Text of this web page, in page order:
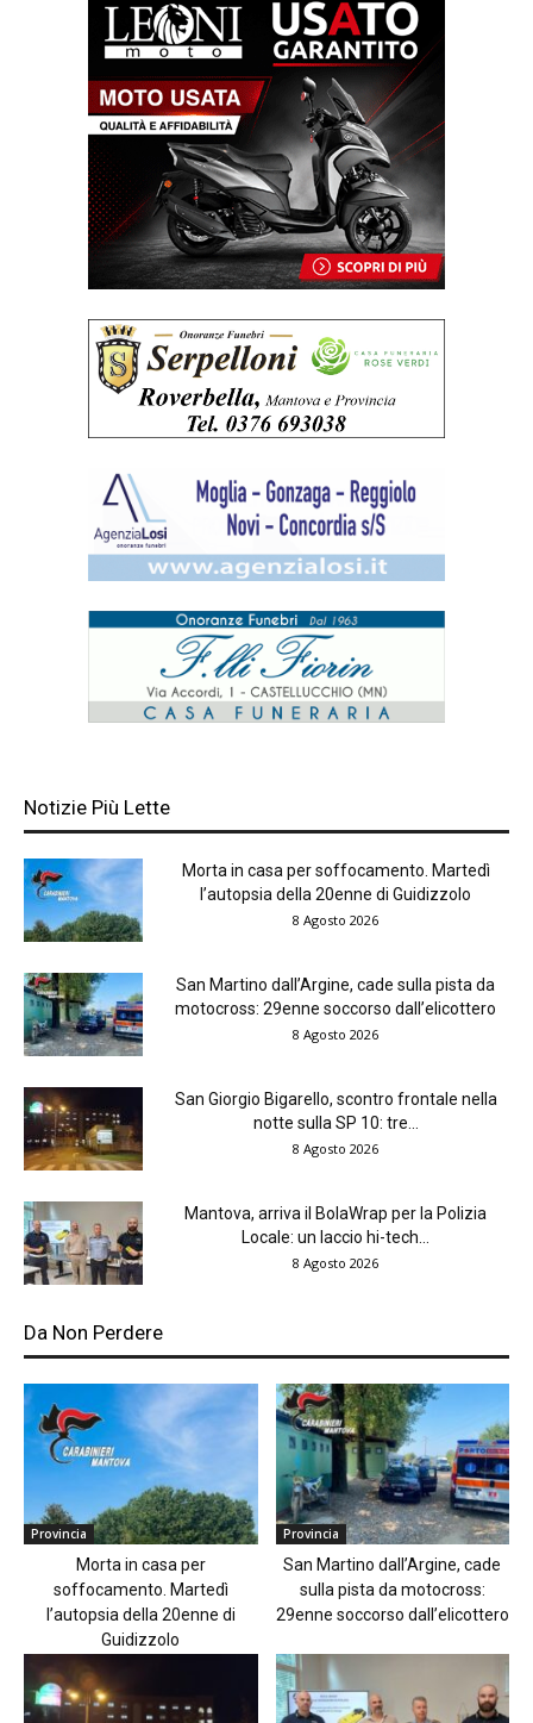
Notizie Più Lette
Morta in casa per soffocamento. Martedì
l’autopsia della 20enne di Guidizzolo
8 Agosto 2026
San Martino dall’Argine, cade sulla pista da
motocross: 29enne soccorso dall’elicottero
8 Agosto 2026
San Giorgio Bigarello, scontro frontale nella
notte sulla SP 10: tre...
8 Agosto 2026
Mantova, arriva il BolaWrap per la Polizia
Locale: un laccio hi-tech...
8 Agosto 2026
Da Non Perdere
Provincia
Morta in casa per
soffocamento. Martedì
l’autopsia della 20enne di
Guidizzolo
Provincia
San Martino dall’Argine, cade
sulla pista da motocross:
29enne soccorso dall’elicottero